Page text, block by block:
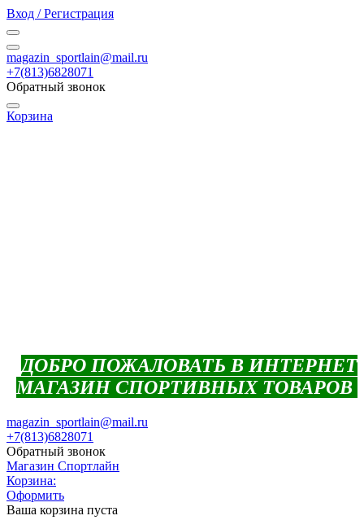
Вход / Регистрация
magazin_sportlain@mail.ru
+7(813)6828071
Обратный звонок
Корзина
ДОБРО ПОЖАЛОВАТЬ В ИНТЕРНЕТ
МАГАЗИН СПОРТИВНЫХ ТОВАРОВ
magazin_sportlain@mail.ru
+7(813)6828071
Обратный звонок
Магазин Спортлайн
Корзина:
Оформить
Ваша корзина пуста